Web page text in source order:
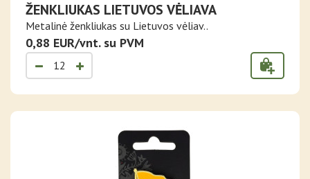
ŽENKLIUKAS LIETUVOS VĖLIAVA
Metalinė ženkliukas su Lietuvos vėliav..
0,88 EUR/vnt. su PVM